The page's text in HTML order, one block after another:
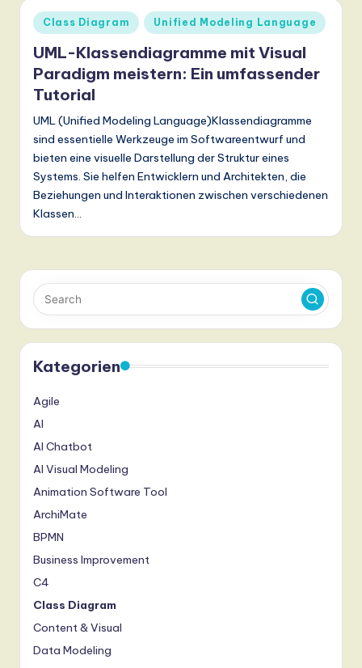
ti
o
n
Posted
in
Class Diagram Unified Modeling Language
UML-Klassendiagramme mit Visual
Paradigm meistern: Ein umfassender
Tutorial
UML (Unified Modeling Language)Klassendiagramme
sind essentielle Werkzeuge im Softwareentwurf und
bieten eine visuelle Darstellung der Struktur eines
Systems. Sie helfen Entwicklern und Architekten, die
Beziehungen und Interaktionen zwischen verschiedenen
Klassen…
Kategorien
Agile
AI
AI Chatbot
AI Visual Modeling
Animation Software Tool
ArchiMate
BPMN
Business Improvement
C4
Class Diagram
Content & Visual
Data Modeling